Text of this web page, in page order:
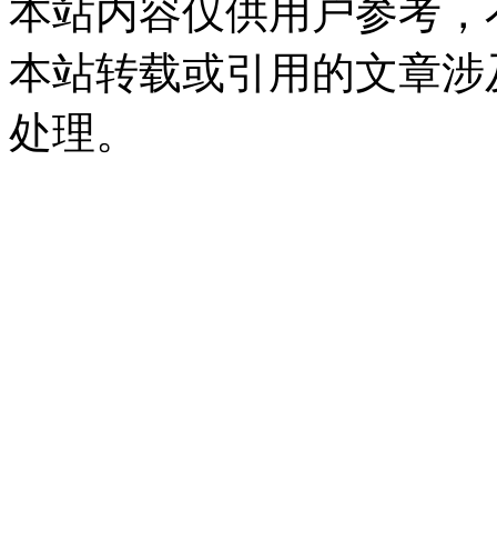
本站内容仅供用户参考
本站转载或引用的文章
处理。